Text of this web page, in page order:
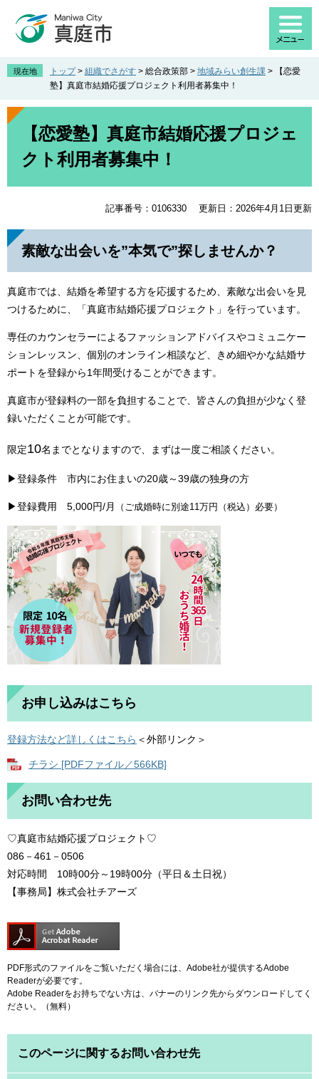
先
。
を
て
現在地 トップ > 組織でさがす > 総合政策部 > 地域みらい創生課 >
【恋愛
塾】真庭市結婚応援プロジェクト利用者募集中！
本
【恋愛塾】真庭市結婚応援プロジェ
クト利用者募集中！
記事番号：0106330 更新日：2026年4月1日更新
素敵な出会いを”本気で”探しませんか？
真庭市では、結婚を希望する方を応援するため、素敵な出会いを見
つけるために、「真庭市結婚応援プロジェクト」を行っています。
専任のカウンセラーによるファッションアドバイスやコミュニケー
ションレッスン、個別のオンライン相談など、きめ細やかな結婚サ
ポートを登録から1年間受けることができます。
真庭市が登録料の一部を負担することで、皆さんの負担が少なく登
録いただくことが可能です。
限定10名までとなりますので、まずは一度ご相談ください。
▶登録条件 市内にお住まいの20歳～39歳の独身の方
▶登録費用 5,000円/月 （ご成婚時に別途11万円（税込）必要）
お申し込みはこちら
登録方法など詳しくはこちら ＜外部リンク＞
チラシ [PDFファイル／566KB]
お問い合わせ先
♡真庭市結婚応援プロジェクト♡
086－461－0506
対応時間 10時00分～19時00分（平日＆土日祝）
【事務局】株式会社チアーズ
PDF形式のファイルをご覧いただく場合には、Adobe社が提供するAdobe
Readerが必要です。
Adobe Readerをお持ちでない方は、バナーのリンク先からダウンロードしてく
ださい。（無料）
このページに関するお問い合わせ先